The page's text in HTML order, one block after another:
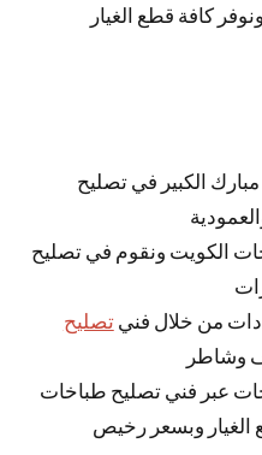
كافة قطع الغيار
الكبير في تصليح
الكويت ونقوم في تصليح
من خلال فنيتصليح
وشاطر
عبر فني تصليح طباخات
الغيار وبسعر رخيص